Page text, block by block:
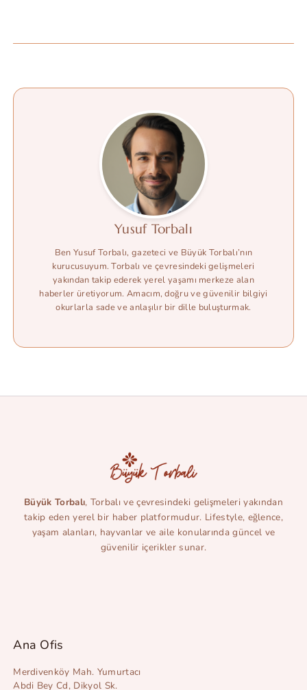
Yusuf Torbalı
Ben Yusuf Torbalı, gazeteci ve Büyük Torbalı’nın
kurucusuyum. Torbalı ve çevresindeki gelişmeleri
yakından takip ederek yerel yaşamı merkeze alan
haberler üretiyorum. Amacım, doğru ve güvenilir bilgiyi
okurlarla sade ve anlaşılır bir dille buluşturmak.
Büyük Torbalı, Torbalı ve çevresindeki gelişmeleri yakından
takip eden yerel bir haber platformudur. Lifestyle, eğlence,
yaşam alanları, hayvanlar ve aile konularında güncel ve
güvenilir içerikler sunar.
Ana Ofis
Merdivenköy Mah. Yumurtacı
Abdi Bey Cd, Dikyol Sk.